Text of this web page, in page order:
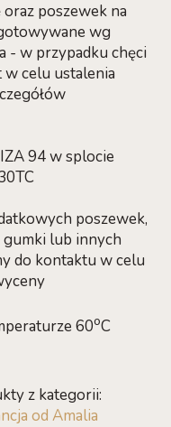
poszewek na
wg
- w przypadku chęci
celu ustalenia
94 w splocie
poszewek,
gumki lub innych
do kontaktu w celu
60oC
z kategorii:
od Amalia